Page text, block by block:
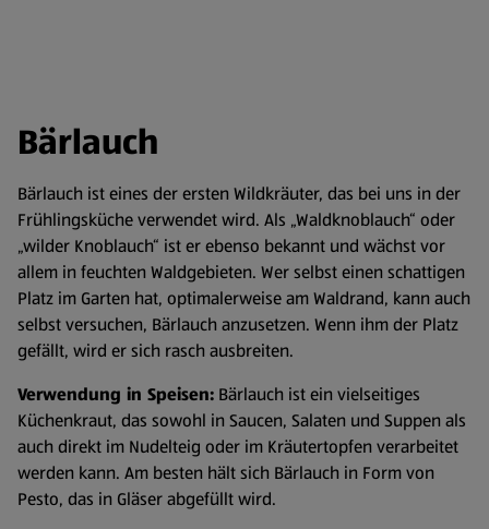
Bärlauch
Bärlauch ist eines der ersten Wildkräuter, das bei uns in der
Frühlingsküche verwendet wird. Als „Waldknoblauch“ oder
„wilder Knoblauch“ ist er ebenso bekannt und wächst vor
allem in feuchten Waldgebieten. Wer selbst einen schattigen
Platz im Garten hat, optimalerweise am Waldrand, kann auch
selbst versuchen, Bärlauch anzusetzen. Wenn ihm der Platz
gefällt, wird er sich rasch ausbreiten.
Verwendung in Speisen: Bärlauch ist ein vielseitiges
Küchenkraut, das sowohl in Saucen, Salaten und Suppen als
auch direkt im Nudelteig oder im Kräutertopfen verarbeitet
werden kann. Am besten hält sich Bärlauch in Form von
Pesto, das in Gläser abgefüllt wird.